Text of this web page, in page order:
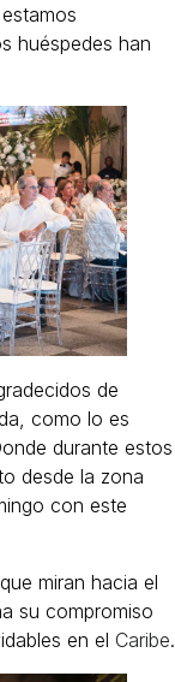
huéspedes han
de
como lo es
durante estos
desde la zona
con este
miran hacia el
su compromiso
en el Caribe.